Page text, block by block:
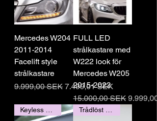
Mercedes W204
2011-2014
Facelift style
strålkastare
Regulær pris
9.999,00 SEK Salgspris
7.499,01 SEK
FULL LED
strålkastare med
W222 look för
Mercedes W205
2015-2022
Regulær pris
15.000,00 SEK Salgspris